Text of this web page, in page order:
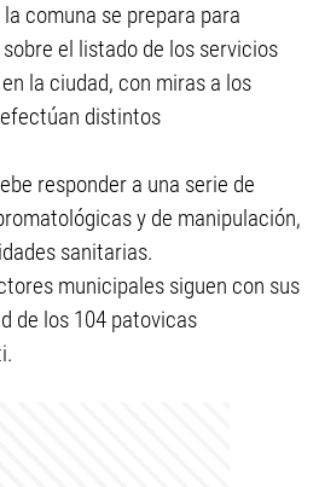
comuna se prepara para
el listado de los servicios
la ciudad, con miras a los
distintos
responder a una serie de
y de manipulación,
sanitarias.
municipales siguen con sus
de los 104 patovicas